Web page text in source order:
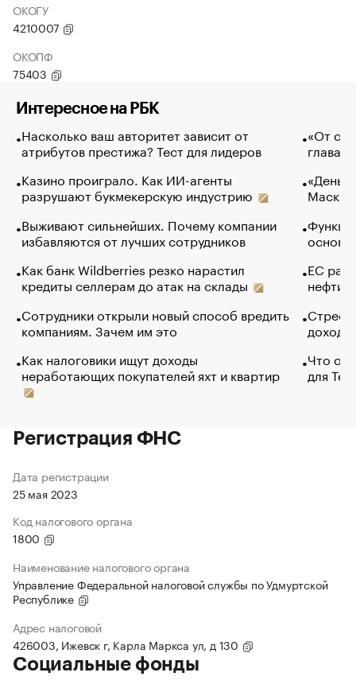
ОКОГУ
4210007
ОКОПФ
75403
Интересное на РБК
Насколько ваш авторитет зависит от
атрибутов престижа? Тест для лидеров
Казино проиграло. Как ИИ-агенты
разрушают букмекерскую индустрию
Выживают сильнейших. Почему компании
избавляются от лучших сотрудников
Как банк Wildberries резко нарастил
кредиты селлерам до атак на склады
Сотрудники открыли новый способ вредить
компаниям. Зачем им это
Как налоговики ищут доходы
неработающих покупателей яхт и квартир
«От
глава
Маск в
основ
ЕС
нефти
Что
для
Регистрация ФНС
Дата регистрации
25 мая 2023
Код налогового органа
1800
Наименование налогового органа
Управление Федеральной налоговой службы по Удмуртской
Республике
Адрес налоговой
426003, Ижевск г, Карла Маркса ул, д 130
Социальные фонды